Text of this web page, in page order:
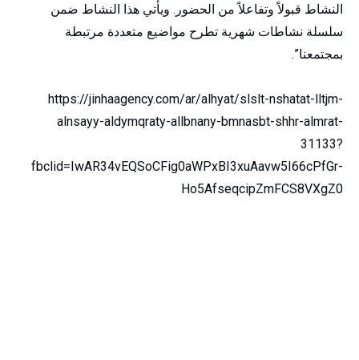
النشاط قبولاً وتفاعلاً من الحضور. ويأتي هذا النشاط ضمن
سلسلة نشاطات شهرية تطرح مواضيع متعددة مرتبطة
بمجتمعنا”.
https://jinhaagency.com/ar/alhyat/slslt-nshatat-lltjm-
alnsayy-aldymqraty-allbnany-bmnasbt-shhr-almrat-
31133?
fbclid=IwAR34vEQSoCFig0aWPxBI3xuAavw5I66cPfGr-
Ho5AfseqcipZmFCS8VXgZ0